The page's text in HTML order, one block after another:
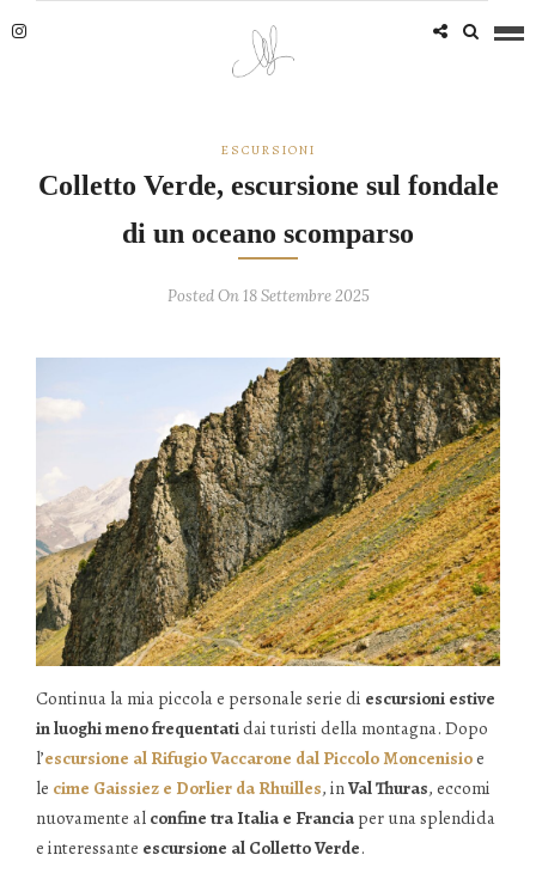
ESCURSIONI
Colletto Verde, escursione sul fondale
di un oceano scomparso
Posted On 18 Settembre 2025
Continua la mia piccola e personale serie di escursioni estive
in luoghi meno frequentatidai turisti della montagna. Dopo
l’escursione al Rifugio Vaccarone dal Piccolo Moncenisioe
le cime Gaissiez e Dorlier da Rhuilles, inVal Thuras, eccomi
nuovamente al confine tra Italia e Francia per una splendida
e interessante escursione al Colletto Verde.